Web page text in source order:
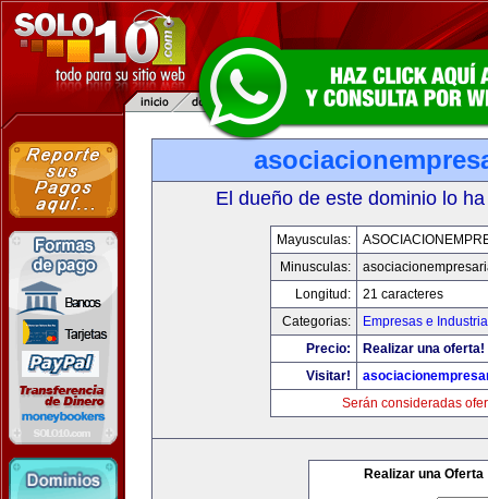
El dueño de este dominio lo
Mayusculas:
Minusculas:
Longitud:
21 caracteres
Categorias:
Empresas e
Precio:
Realizar una oferta!
Visitar!
Serán consideradas
Realizar una Oferta